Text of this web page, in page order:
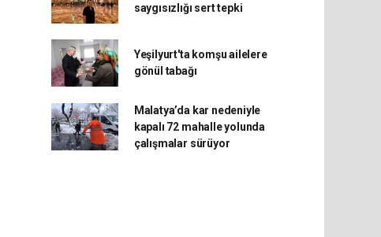
saygısızlığı sert tepki
Yeşilyurt'ta komşu ailelere
gönül tabağı
Malatya’da kar nedeniyle
kapalı 72 mahalle yolunda
çalışmalar sürüyor